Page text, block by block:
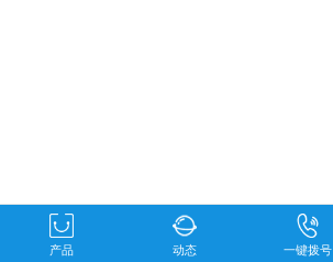
产品 动态 一键拨号